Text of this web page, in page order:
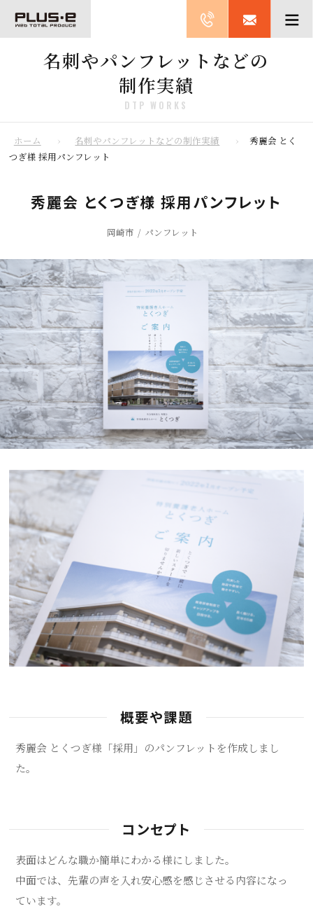
名刺やパンフレットなどの
制作実績
DTP WORKS
ホーム 名刺やパンフレットなどの制作実績
秀麗会 とく
つぎ様 採用パンフレット
秀麗会 とくつぎ様 採用パンフレット
岡崎市 パンフレット
概要や課題
秀麗会 とくつぎ様「採用」のパンフレットを作成しまし
た。
コンセプト
表面はどんな職か簡単にわかる様にしました。
中面では、先輩の声を入れ安心感を感じさせる内容になっ
ています。